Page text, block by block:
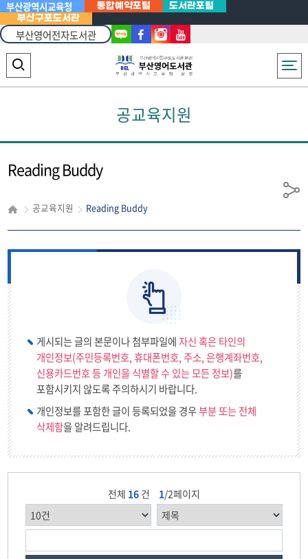
Powered
by
부산광역시교육청 통합예약포털
도서관포털
부산구포도서관
부산영어전자도서관
전체메뉴
검
색
역
열
공교육지원
Reading Buddy
공교육지원 Reading Buddy
공
게시되는 글의 본문이나 첨부파일에자신 혹은 타인의
개인정보(주민등록번호, 휴대폰번호, 주소, 은행계좌번호,
신용카드번호 등 개인을 식별할 수 있는 모든 정보)를
포함시키지 않도록 주의하시기 바랍니다.
개인정보를 포함한 글이 등록되었을 경우부분 또는 전체
삭제함을 알려드립니다.
전체 16 건 1/2페이지